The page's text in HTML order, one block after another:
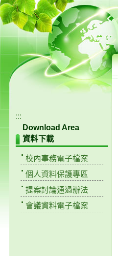
:::
:::
Download Area
資料下載
校內事務電子檔案
個人資料保護專區
提案討論通過辦法
會議資料電子檔案